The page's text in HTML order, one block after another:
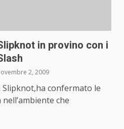
in provino con i
2, 2009
Slipknot,ha confermato le
che